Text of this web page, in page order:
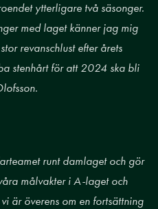
ytterligare två säsonger.
med laget känner jag mig
revanschlust efter årets
stenhårt för att 2024 ska bli
runt damlaget och gör
målvakter i A-laget och
är överens om en fortsättning